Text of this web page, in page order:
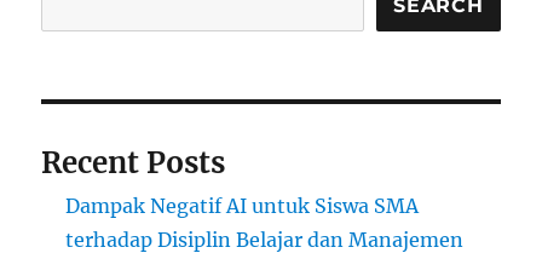
SEARCH
Recent Posts
Dampak Negatif AI untuk Siswa SMA
terhadap Disiplin Belajar dan Manajemen